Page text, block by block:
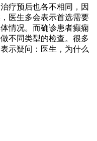
疗预后也各不相同，因
医生多会表示首选需要
情况。而确诊患者癫痫
不同类型的检查。很多
示疑问：医生，为什么